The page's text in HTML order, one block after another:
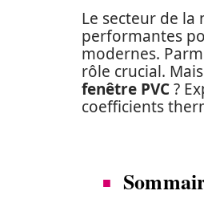
Le secteur de la
performantes
modernes.
rôle crucial.
fenêtre PVC?
coefficients